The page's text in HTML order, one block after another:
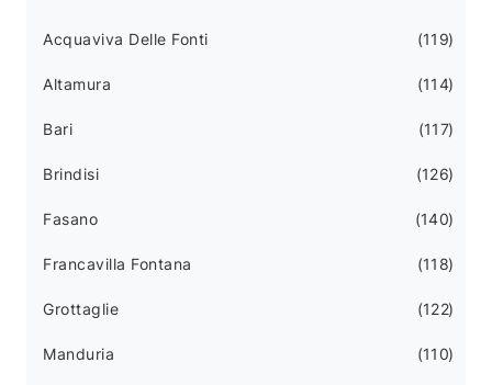
Acquaviva Delle Fonti 119
Altamura 114
Bari 117
Brindisi 126
Fasano 140
Francavilla Fontana 118
Grottaglie 122
Manduria 110